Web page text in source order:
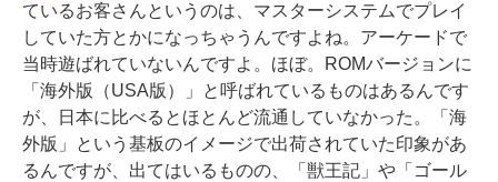
ているお客さんというのは、マスターシステムでプレイ
していた方とかになっちゃうんですよね。アーケードで
当時遊ばれていないんですよ。ほぼ。ROMバージョンに
「海外版（USA版）」と呼ばれているものはあるんです
が、日本に比べるとほとんど流通していなかった。「海
外版」という基板のイメージで出荷されていた印象があ
るんですが、出てはいるものの、「獣王記」や「ゴール